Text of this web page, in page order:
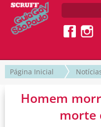
Página Inicial
Homem
morte